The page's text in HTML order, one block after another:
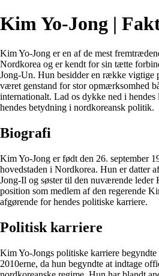
Kim Yo-Jong |
Kim Yo-Jong er en af de mest
Nordkorea og er kendt for sin tætte
Jong-Un. Hun besidder en række vigtige
været genstand for stor opmærksomhed
internationalt. Lad os dykke ned i
hendes betydning i nordkoreansk politik.
Biografi
Kim Yo-Jong er født den 26. september
hovedstaden i Nordkorea. Hun er datter
Jong-Il og søster til den nuværende leder
position som medlem af den regerende
afgørende for hendes politiske karriere.
Politisk karriere
Kim Yo-Jongs politiske karriere
2010erne, da hun begyndte at indtage